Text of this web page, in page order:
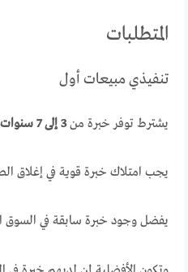
المتطلبات
تنفيذي مبيعات أول
يشترط توفر خبرة من3 إلى 7 سنوات
يجب امتلاك خبرة قوية في إغلاق
يفضل وجود خبرة سابقة في السوق